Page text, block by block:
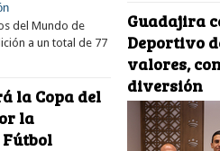
del Mundo de
a un total de 77
la Copa del
la
Fútbol
Guadajira
Deportivo
valores,
diversión